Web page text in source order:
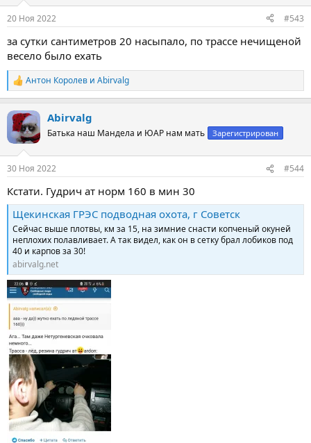
20 Ноя 2022 #543
за сутки сантиметров 20 насыпало, по трассе нечищеной
весело было ехать
Р
е
к
ц
и
Антон Королев и Abirvalg
Abirvalg
Батька наш Мандела и ЮАР нам мать Зарегистрирован
30 Ноя 2022 #544
Кстати. Гудрич ат норм 160 в мин 30
Щекинская ГРЭС подводная охота, г Советск
Сейчас выше плотвы, км за 15, на зимние снасти копченый окуней
неплохих полавливает. А так видел, как он в сетку брал лобиков под
40 и карпов за 30!
abirvalg.net